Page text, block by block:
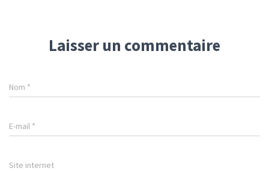
Laisser un commentaire
Nom *
E-mail *
Site internet